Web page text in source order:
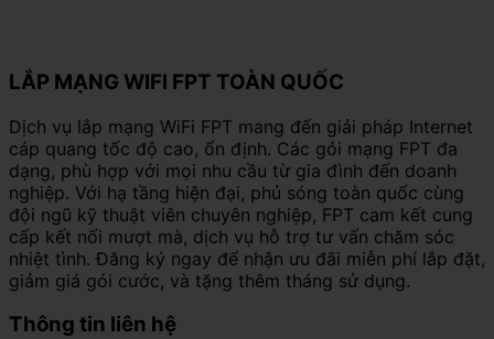
LẮP MẠNG WIFI FPT TOÀN QUỐC
Dịch vụ lắp mạng WiFi FPT mang đến giải pháp Internet
cáp quang tốc độ cao, ổn định. Các gói mạng FPT đa
dạng, phù hợp với mọi nhu cầu từ gia đình đến doanh
nghiệp. Với hạ tầng hiện đại, phủ sóng toàn quốc cùng
đội ngũ kỹ thuật viên chuyên nghiệp, FPT cam kết cung
cấp kết nối mượt mà, dịch vụ hỗ trợ tư vấn chăm sóc
nhiệt tình. Đăng ký ngay để nhận ưu đãi miễn phí lắp đặt,
giảm giá gói cước, và tặng thêm tháng sử dụng.
Thông tin liên hệ